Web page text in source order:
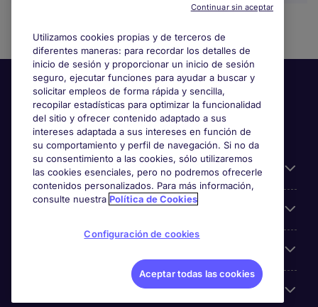
Información útil
Búsqueda de empleo
Utilizamos cookies propias y de terceros de
diferentes maneras: para recordar los detalles de
inicio de sesión y proporcionar un inicio de sesión
seguro, ejecutar funciones para ayudar a buscar y
solicitar empleos de forma rápida y sencilla,
recopilar estadísticas para optimizar la funcionalidad
del sitio y ofrecer contenido adaptado a sus
intereses adaptada a sus intereses en función de
su comportamiento y perfil de navegación. Si no da
su consentimiento a las cookies, sólo utilizaremos
las cookies esenciales, pero no podremos ofrecerle
contenidos personalizados. Para más información,
consulte nuestra Política de Cookies
Configuración de cookies
Aceptar todas las cookies
Continuar sin aceptar